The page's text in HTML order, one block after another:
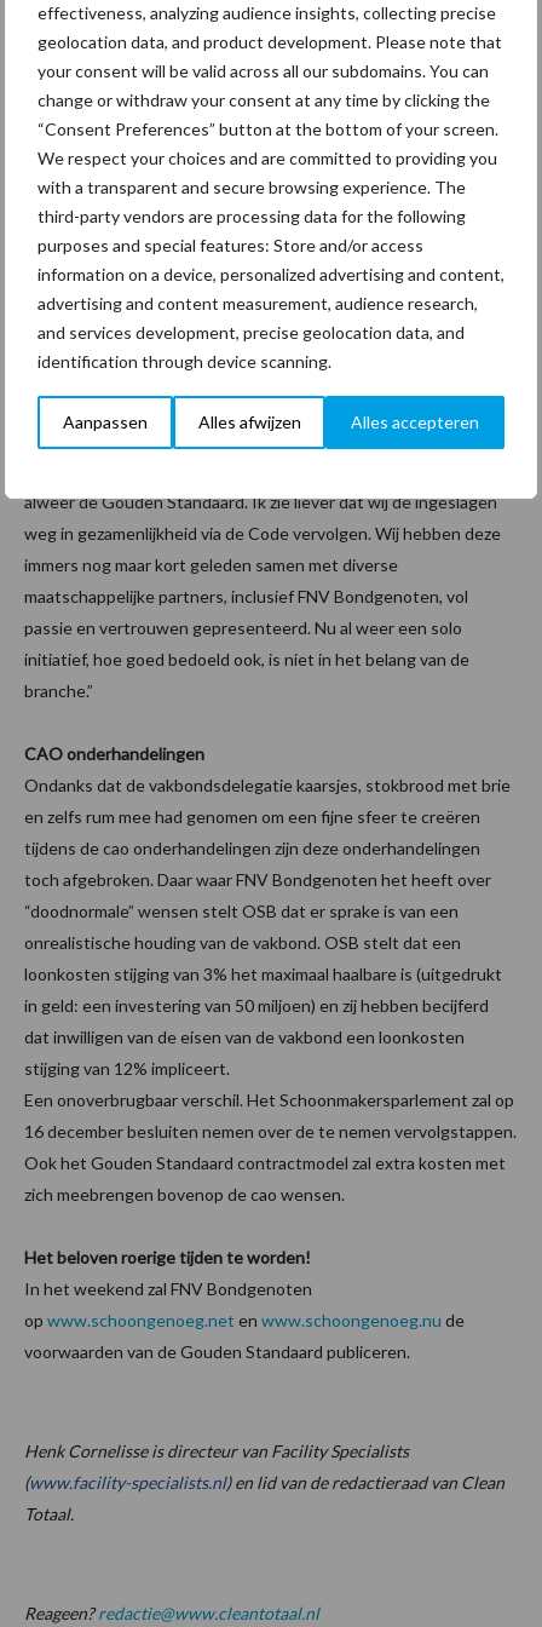
effectiveness, analyzing audience insights, collecting precise
geolocation data, and product development. Please note that
your consent will be valid across all our subdomains. You can
change or withdraw your consent at any time by clicking the
“Consent Preferences” button at the bottom of your screen.
We respect your choices and are committed to providing you
with a transparent and secure browsing experience. The
third-party vendors are processing data for the following
purposes and special features: Store and/or access
information on a device, personalized advertising and content,
advertising and content measurement, audience research,
and services development, precise geolocation data, and
identification through device scanning.
Aanpassen Alles afwijzen Alles accepteren
Rob Bongenaar, directeur van de werkgeversorganisatie OSB liet
zich ee
rst inhoudelijk door uw redacteur bijpraten over de inhoud van de
Gouden Standaard en reageerde vervolgens: “Primair juich ik
initiatieven tot verdergaande verbetering van de positie van de
schoonmaker toe. Het is ook daarom dat wij in een brede groep
de Code ondertekend hebben. De Code werkt inmiddels en
werpt haar vruchten af. Ja, er gaan best dan wel eens wat zaken
niet geheel in overeenstemming met de Code, maar daar treedt
dan de Commissie Verantwoordelijk Marktgedrag juist met
alweer de Gouden Standaard. Ik zie liever dat wij de ingeslagen
weg in gezamenlijkheid via de Code vervolgen. Wij hebben deze
immers nog maar kort geleden samen met diverse
maatschappelijke partners, inclusief FNV Bondgenoten, vol
passie en vertrouwen gepresenteerd. Nu al weer een solo
initiatief, hoe goed bedoeld ook, is niet in het belang van de
branche.”
CAO onderhandelingen
Ondanks dat de vakbondsdelegatie kaarsjes, stokbrood met brie
en zelfs rum mee had genomen om een fijne sfeer te creëren
tijdens de cao onderhandelingen zijn deze onderhandelingen
toch afgebroken. Daar waar FNV Bondgenoten het heeft over
“doodnormale” wensen stelt OSB dat er sprake is van een
onrealistische houding van de vakbond. OSB stelt dat een
loonkosten stijging van 3% het maximaal haalbare is (uitgedrukt
in geld: een investering van 50 miljoen) en zij hebben becijferd
dat inwilligen van de eisen van de vakbond een loonkosten
stijging van 12% impliceert.
Een onoverbrugbaar verschil. Het Schoonmakersparlement zal op
16 december besluiten nemen over de te nemen vervolgstappen.
Ook het Gouden Standaard contractmodel zal extra kosten met
zich meebrengen bovenop de cao wensen.
Het beloven roerige tijden te worden!
In het weekend zal FNV Bondgenoten
op www.schoongenoeg.net en www.schoongenoeg.nu de
voorwaarden van de Gouden Standaard publiceren.
Henk Cornelisse is directeur van Facility Specialists
(www.facility-specialists.nl)en lid van de redactieraad van Clean
Totaal.
Reageen?redactie@www.cleantotaal.nl